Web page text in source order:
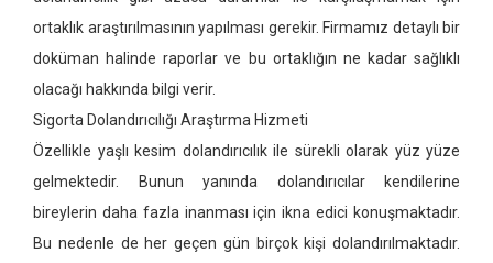
ortaklık araştırılmasının yapılması gerekir. Firmamız detaylı bir
doküman halinde raporlar ve bu ortaklığın ne kadar sağlıklı
olacağı hakkında bilgi verir.
Sigorta Dolandırıcılığı Araştırma Hizmeti
Özellikle yaşlı kesim dolandırıcılık ile sürekli olarak yüz yüze
gelmektedir. Bunun yanında dolandırıcılar kendilerine
bireylerin daha fazla inanması için ikna edici konuşmaktadır.
Bu nedenle de her geçen gün birçok kişi dolandırılmaktadır.